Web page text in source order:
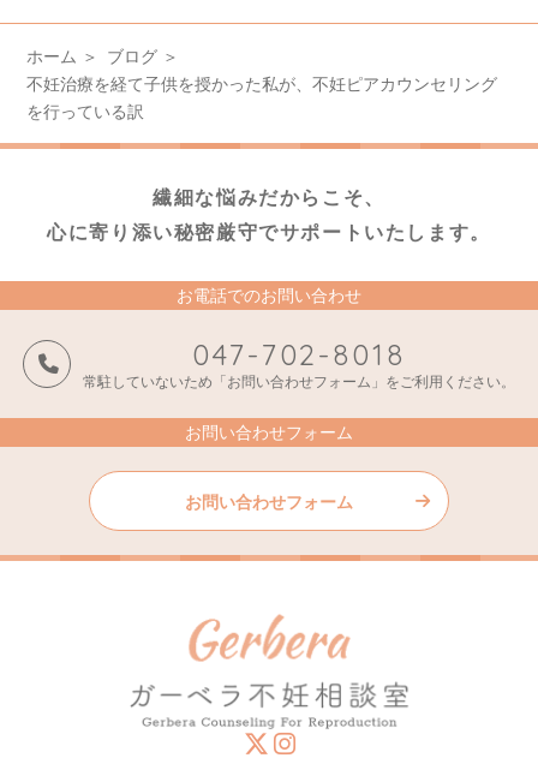
ホーム
ブログ
不妊治療を経て子供を授かった私が、不妊ピアカウンセリング
を行っている訳
繊細な悩みだからこそ、
心に寄り添い秘密厳守でサポートいたします。
お電話でのお問い合わせ
047-702-8018
常駐していないため「お問い合わせフォーム」をご利用ください。
お問い合わせフォーム
お問い合わせフォーム